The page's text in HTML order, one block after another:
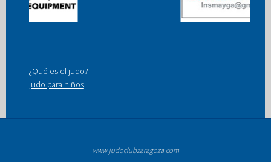
¿Qué es el judo?
Judo para niños
www.judoclubzaragoza.com